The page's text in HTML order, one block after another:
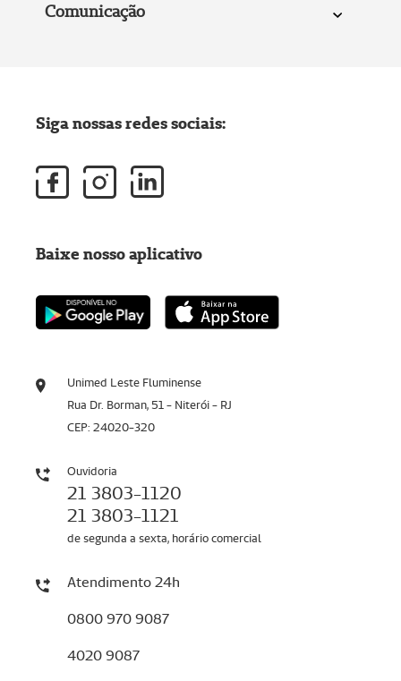
Comunicação
Unimed Leste Fluminense
Rua Dr. Borman, 51 - Niterói - RJ
CEP: 24020-320
Ouvidoria
21 3803-1120
21 3803-1121
de segunda a sexta, horário comercial
Atendimento 24h
0800 970 9087
4020 9087
Siga nossas redes sociais:
Baixe nosso aplicativo